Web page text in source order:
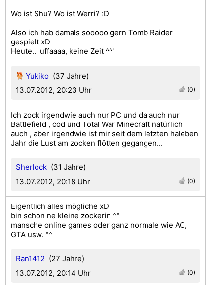
Yukiko (37 Jahre)
13.07.2012, 20:23 Uhr
(0)
Wo ist Shu? Wo ist Werri? :D
Also ich hab damals sooooo gern Tomb Raider
gespielt xD
Heute... uffaaaa, keine Zeit ^^'
Sherlock (31 Jahre)
13.07.2012, 20:18 Uhr
(0)
Ich zock irgendwie auch nur PC und da auch nur
Battlefield , cod und Total War Minecraft natürlich
auch , aber irgendwie ist mir seit dem letzten haleben
Jahr die Lust am zocken flötten gegangen...
Ran1412 (27 Jahre)
13.07.2012, 20:14 Uhr
(0)
Eigentlich alles mögliche xD
bin schon ne kleine zockerin ^^
mansche online games oder ganz normale wie AC,
GTA usw. ^^